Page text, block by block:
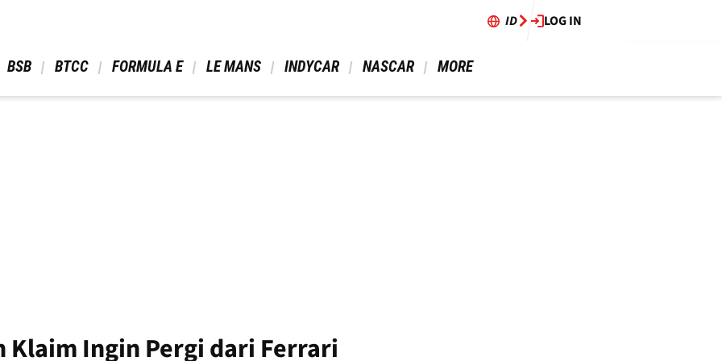
ID LOG IN
BSB BTCC FORMULA E LE MANS INDYCAR NASCAR MORE
Klaim Ingin Pergi dari Ferrari